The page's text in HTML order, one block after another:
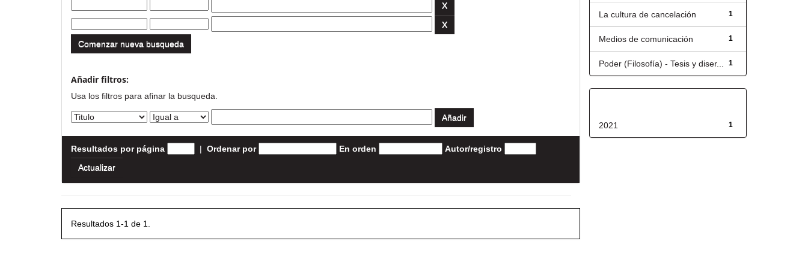
Comenzar nueva busqueda
Añadir filtros:
Usa los filtros para afinar la busqueda.
Resultados por página | Ordenar por En orden Autor/registro
Resultados 1-1 de 1.
1
La cultura de cancelación
1
Medios de comunicación
1
Poder (Filosofía) - Tesis y diser...
1
2021